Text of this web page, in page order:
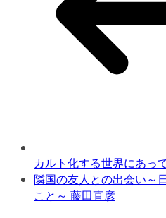
カルト化する世界にあ
隣国の友人との出会い～
こと～ 藤田直彦